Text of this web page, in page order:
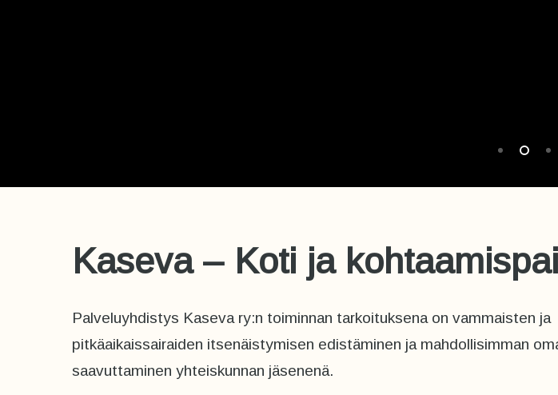
Kaseva – Koti ja
Palveluyhdistys Kaseva ry:n toiminnan tarkoituksena on vammaisten ja
pitkäaikaissairaiden itsenäistymisen edistäminen ja mahdollisimman
saavuttaminen yhteiskunnan jäsenenä.